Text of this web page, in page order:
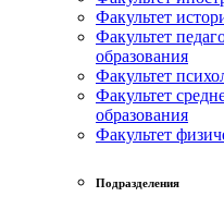
Факультет
Факультет
образования
Факультет
Факультет
образования
Факультет
Подразделения